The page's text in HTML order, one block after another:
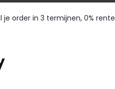
je order in 3 termijnen, 0% rente